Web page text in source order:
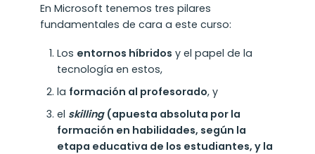
En Microsoft tenemos tres pilares
fundamentales de cara a este curso:
Los entornos híbridos y el papel de la
tecnología en estos,
la formación al profesorado, y
el skilling(apuesta absoluta por la
formación en habilidades, según la
etapa educativa de los estudiantes, y la